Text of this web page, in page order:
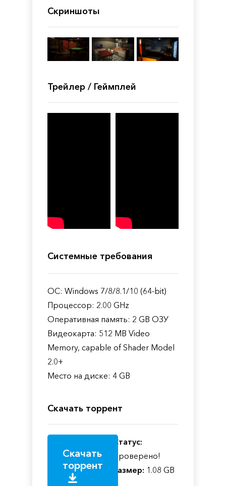
Скриншоты
Трейлер / Геймплей
Системные требования
ОС: Windows 7/8/8.1/10 (64-bit)
Процессор: 2.00 GHz
Оперативная память: 2 GB ОЗУ
Видеокарта: 512 MB Video
Memory, capable of Shader Model
2.0+
Место на диске: 4 GB
Скачать торрент
Скачать
торрент
Статус:
Проверено!
Размер: 1.08 GB